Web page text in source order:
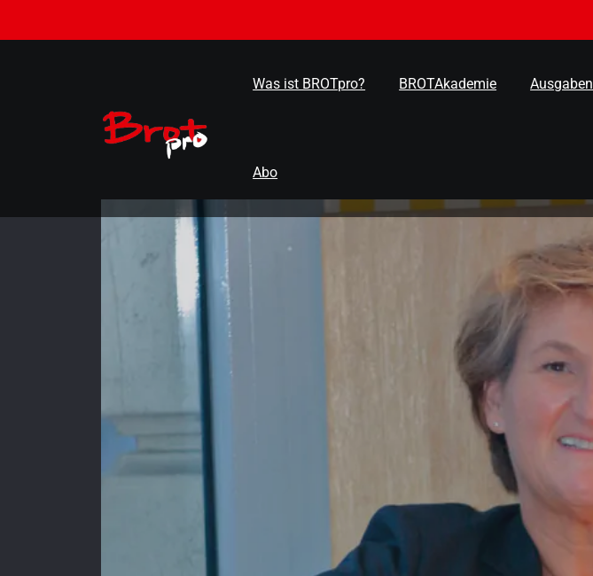
springen
Was ist BROTpro? BROTAkademie Ausgaben
Abo